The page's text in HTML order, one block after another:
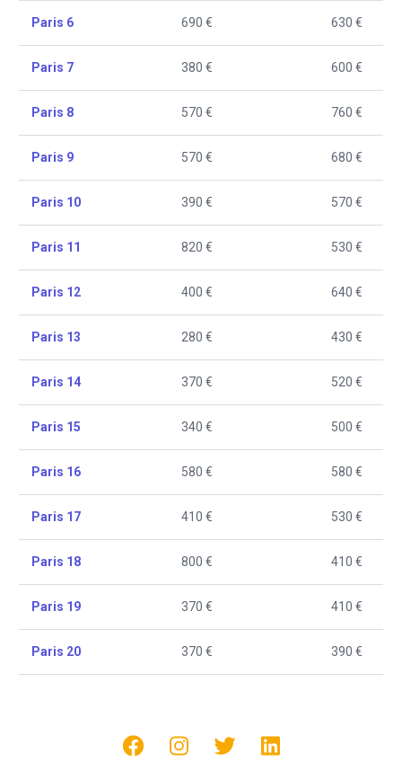
Paris 6 690 € 630 €
Paris 7 380 € 600 €
Paris 8 570 € 760 €
Paris 9 570 € 680 €
Paris 10 390 € 570 €
Paris 11 820 € 530 €
Paris 12 400 € 640 €
Paris 13 280 € 430 €
Paris 14 370 € 520 €
Paris 15 340 € 500 €
Paris 16 580 € 580 €
Paris 17 410 € 530 €
Paris 18 800 € 410 €
Paris 19 370 € 410 €
Paris 20 370 € 390 €